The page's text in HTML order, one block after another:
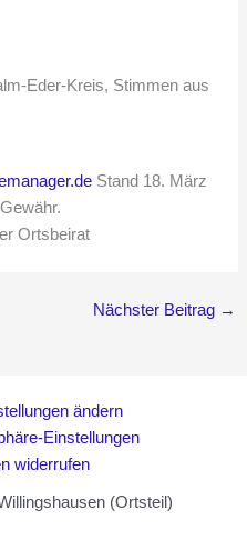
Stand 18. März
Ortsbeirat
Nächster Beitrag →
ändern
Einstellungen
widerrufen
(Ortsteil)